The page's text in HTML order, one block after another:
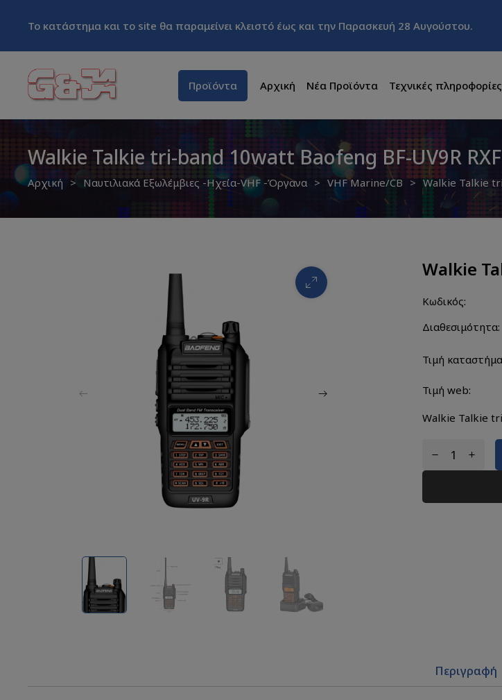
Το κατάστημα και το site θα παραμείνει κλειστό έως και την Παρασκευή 28 Αυγούστου.
Προϊόντα Αρχική Νέα Προϊόντα Τεχνικές πληροφορίες
Walkie Talkie tri-band 10watt Baofeng BF-UV9R RXF
Αρχική Ναυτιλιακά Εξωλέμβιες -Ηχεία-VHF -Όργανα VHF Marine/CB Walkie Talkie
Walkie
Κωδικός:
Διαθεσιμότητα:
Τιμή
Τιμή web:
Walkie Talkie
Περιγραφή